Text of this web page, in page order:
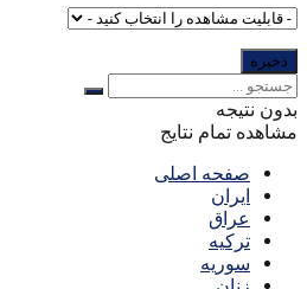
بدون نتیجه
مشاهده تمام نتایج
صفحه اصلی
ایران
عراق
ترکیه
سوریه